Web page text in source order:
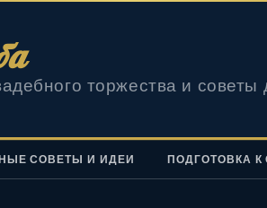
торжества и советы
СОВЕТЫ И ИДЕИ ПОДГОТОВКА К